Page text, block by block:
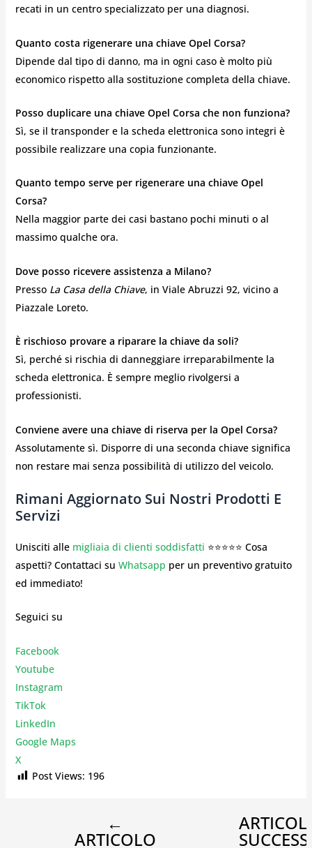
recati in un centro specializzato per una diagnosi.
Quanto costa rigenerare una chiave Opel Corsa?
Dipende dal tipo di danno, ma in ogni caso è molto più
economico rispetto alla sostituzione completa della chiave.
Posso duplicare una chiave Opel Corsa che non funziona?
Sì, se il transponder e la scheda elettronica sono integri è
possibile realizzare una copia funzionante.
Quanto tempo serve per rigenerare una chiave Opel
Corsa?
Nella maggior parte dei casi bastano pochi minuti o al
massimo qualche ora.
Dove posso ricevere assistenza a Milano?
Presso La Casa della Chiave, in Viale Abruzzi 92, vicino a
Piazzale Loreto.
È rischioso provare a riparare la chiave da soli?
Sì, perché si rischia di danneggiare irreparabilmente la
scheda elettronica. È sempre meglio rivolgersi a
professionisti.
Conviene avere una chiave di riserva per la Opel Corsa?
Assolutamente sì. Disporre di una seconda chiave significa
non restare mai senza possibilità di utilizzo del veicolo.
Rimani Aggiornato Sui Nostri Prodotti E
Servizi
Unisciti alle migliaia di clienti soddisfatti ⭐⭐⭐⭐⭐ Cosa
aspetti? Contattaci su Whatsapp per un preventivo gratuito
ed immediato!
Seguici su
Facebook
Youtube
Instagram
TikTok
LinkedIn
Google Maps
X
Post Views: 196
←
ARTICOLO